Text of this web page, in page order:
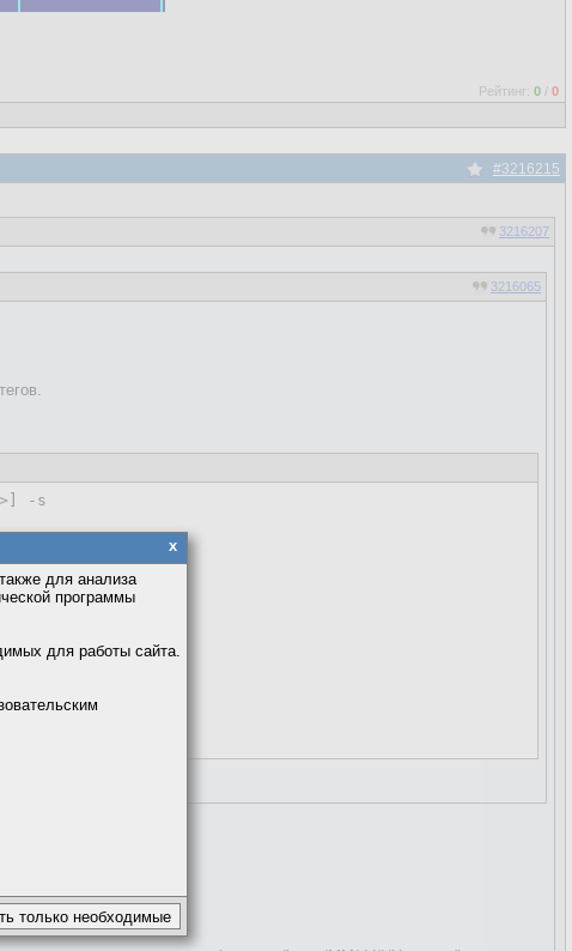
Рейтинг: 0 / 0
#3216215
3216207
3216065
-s
exif
x
для анализа
программы
для работы сайта.